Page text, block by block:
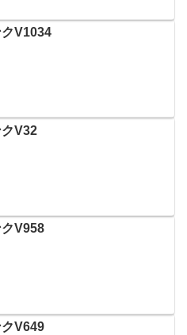
証明の取得を考える方も多くなっ
す。本記事では、バ...
クV1034
クV32
クV958
クV649